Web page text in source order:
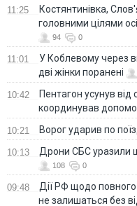
11:25
Костянтинівка,
головними цілями
94 0
11:01
У Коблевому через
дві жінки поранені
10:42
Пентагон усунув
координував
10:21 Ворог ударив по
10:13 Дрони СБС уразили
108 0
09:48
Дії РФ щодо
не залишаться без